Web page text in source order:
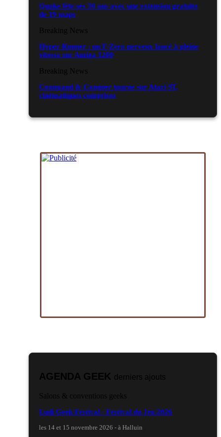
Quake fête ses 30 ans avec une extension gratuite
de 19 maps
Breaking News
Hyper Runner : un F-Zero nerveux lancé à pleine
vitesse sur Amiga 1200
Breaking News
Command & Conquer tourne sur Atari ST,
cinématiques comprises
AGENDA GEEK derniers ajouts
Salons & conventions geeks
Ludi Geek Festival - Festival du Jeu 2026
les 14 et 15 novembre 2026 - à Halluin